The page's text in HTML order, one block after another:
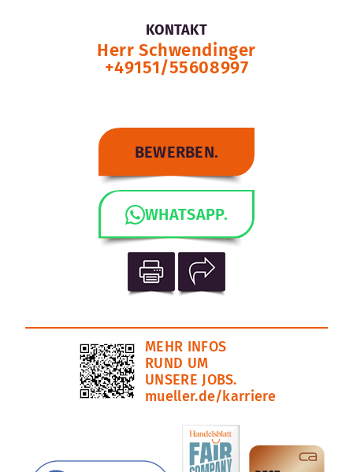
KONTAKT
Herr Schwendinger
+49151/55608997
BEWERBEN.
WHATSAPP.
MEHR INFOS
RUND UM
UNSERE JOBS.
mueller.de/karriere